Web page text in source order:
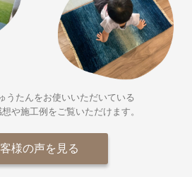
うたんをお使いいただいている
や施工例をご覧いただけます。
様の声を見る